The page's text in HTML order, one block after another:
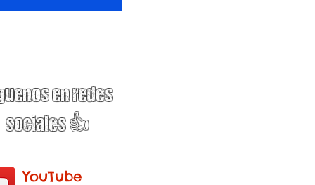
YouTube
en redes
sociales 👍